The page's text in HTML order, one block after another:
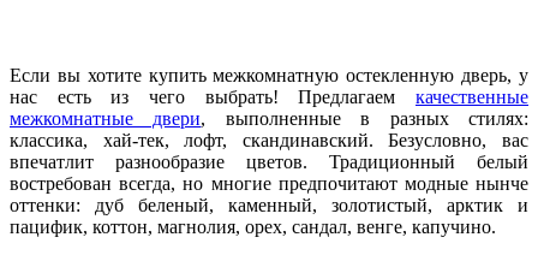
Если вы хотите купить межкомнатную остекленную дверь, у
нас есть из чего выбрать! Предлагаем качественные
межкомнатные двери, выполненные в разных стилях:
классика, хай-тек, лофт, скандинавский. Безусловно, вас
впечатлит разнообразие цветов. Традиционный белый
востребован всегда, но многие предпочитают модные нынче
оттенки: дуб беленый, каменный, золотистый, арктик и
пацифик, коттон, магнолия, орех, сандал, венге, капучино.